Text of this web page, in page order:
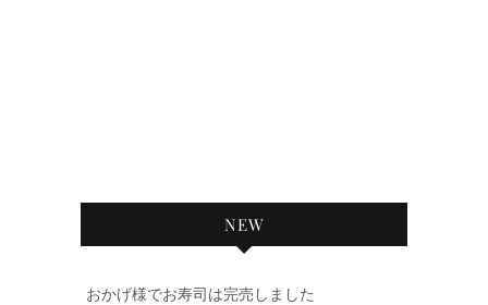
NEW
おかげ様でお寿司は完売しました